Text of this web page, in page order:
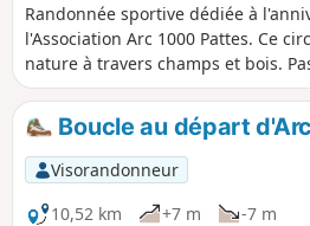
Randonnée sportive dédiée à
l'Association Arc 1000 Pattes. Ce
nature à travers champs et bois.
son église, son lavoir et ses
Arçon et Belleneuve avec son mont
Boucle au départ
Visorandonneur
10,52 km
+7 m
-7 m